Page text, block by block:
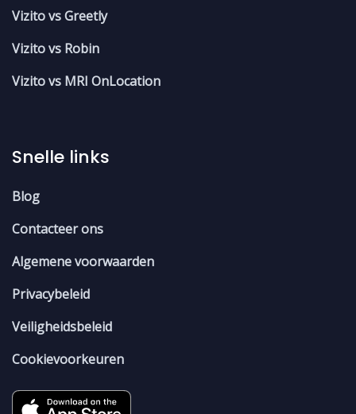
Vizito vs Greetly
Vizito vs Robin
Vizito vs MRI OnLocation
Snelle links
Blog
Contacteer ons
Algemene voorwaarden
Privacybeleid
Veiligheidsbeleid
Cookievoorkeuren